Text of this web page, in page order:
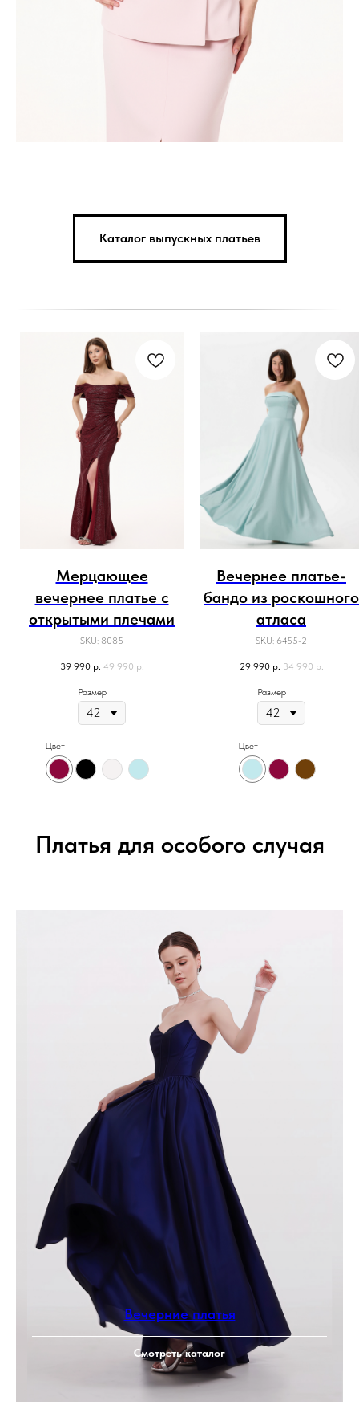
Каталог выпускных платьев
Мерцающее
вечернее платье с
открытыми плечами
SKU: 8085
39 990 р. 49 990 р.
Размер
Цвет
Вечернее платье-
бандо из роскошного
атласа
SKU: 6455-2
29 990 р. 34 990 р.
Размер
Цвет
Платья для особого случая
Вечерние платья
Смотреть каталог